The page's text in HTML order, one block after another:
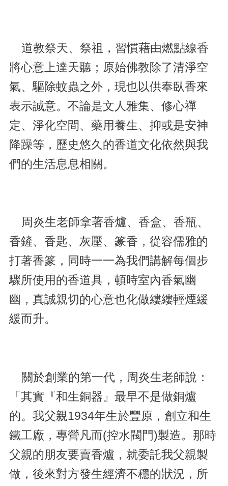
道教祭天、祭祖，習慣藉由燃點線香
將心意上達天聽；原始佛教除了清淨空
氣、驅除蚊蟲之外，現也以供奉臥香來
表示誠意。不論是文人雅集、修心禪
定、淨化空間、藥用養生、抑或是安神
降躁等，歷史悠久的香道文化依然與我
們的生活息息相關。
周炎生老師拿著香爐、香盒、香瓶、
香鏟、香匙、灰壓、篆香，從容儒雅的
打著香篆，同時一一為我們講解每個步
驟所使用的香道具，頓時室內香氣幽
幽，真誠親切的心意也化做縷縷輕煙緩
緩而升。
關於創業的第一代，周炎生老師說：
「其實『和生銅器』最早不是做銅爐
的。我父親1934年生於豐原，創立和生
鐵工廠，專營凡而(控水閥門)製造。那時
父親的朋友要賣香爐，就委託我父親製
做，後來對方發生經濟不穩的狀況，所